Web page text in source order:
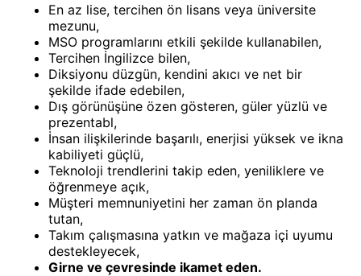
En az lise, tercihen ön lisans veya üniversite
mezunu,
MSO programlarını etkili şekilde kullanabilen,
Tercihen İngilizce bilen,
Diksiyonu düzgün, kendini akıcı ve net bir
şekilde ifade edebilen,
Dış görünüşüne özen gösteren, güler yüzlü ve
prezentabl,
İnsan ilişkilerinde başarılı, enerjisi yüksek ve ikna
kabiliyeti güçlü,
Teknoloji trendlerini takip eden, yeniliklere ve
öğrenmeye açık,
Müşteri memnuniyetini her zaman ön planda
tutan,
Takım çalışmasına yatkın ve mağaza içi uyumu
destekleyecek,
Girne ve çevresinde ikamet eden.